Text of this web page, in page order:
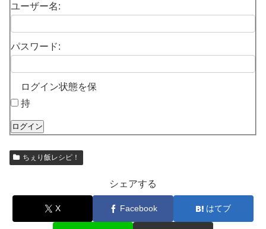
ユーザー名:
パスワード:
ログイン状態を保
持
ログイン
ちぇり飯レシピ！
シェアする
X Facebook はてブ